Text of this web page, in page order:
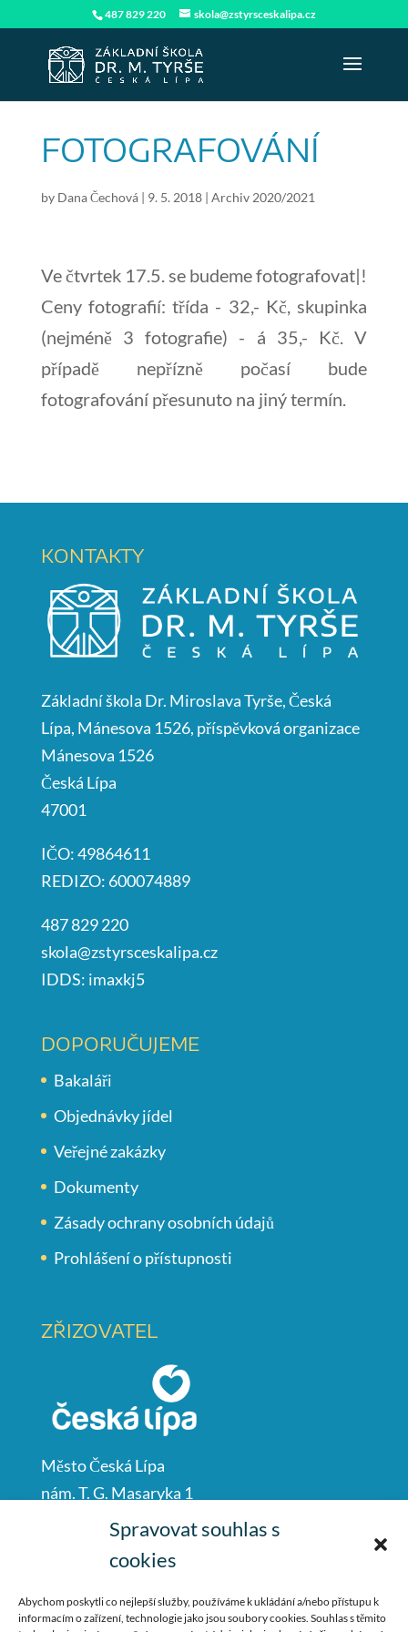
Spravovat souhlas s
cookies
Abychom poskytli co nejlepší služby, používáme k ukládání a/nebo přístupu k
informacím o zařízení, technologie jako jsou soubory cookies. Souhlas s těmito
487 829 220 skola@zstyrsceskalipa.cz
FOTOGRAFOVÁNÍ
by Dana Čechová| 9. 5. 2018| Archiv 2020/2021
Ve čtvrtek 17.5. se budeme fotografovat|!
Ceny fotografií: třída - 32,- Kč, skupinka
(nejméně 3 fotografie) - á 35,- Kč. V
případě nepřízně počasí bude
fotografování přesunuto na jiný termín.
KONTAKTY
Základní škola Dr. Miroslava Tyrše, Česká
Lípa, Mánesova 1526, příspěvková organizace
Mánesova 1526
Česká Lípa
47001
IČO: 49864611
REDIZO: 600074889
487 829 220
skola@zstyrsceskalipa.cz
IDDS: imaxkj5
DOPORUČUJEME
Bakaláři
Objednávky jídel
Veřejné zakázky
Dokumenty
Zásady ochrany osobních údajů
Prohlášení o přístupnosti
ZŘIZOVATEL
Město Česká Lípa
nám. T. G. Masaryka 1
Česká Lípa